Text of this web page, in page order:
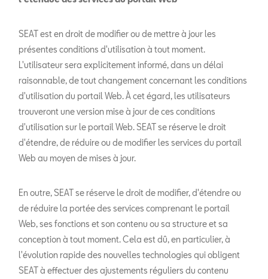
SEAT est en droit de modifier ou de mettre à jour les
présentes conditions d'utilisation à tout moment.
L'utilisateur sera explicitement informé, dans un délai
raisonnable, de tout changement concernant les conditions
d'utilisation du portail Web. À cet égard, les utilisateurs
trouveront une version mise à jour de ces conditions
d'utilisation sur le portail Web. SEAT se réserve le droit
d'étendre, de réduire ou de modifier les services du portail
Web au moyen de mises à jour.
En outre, SEAT se réserve le droit de modifier, d'étendre ou
de réduire la portée des services comprenant le portail
Web, ses fonctions et son contenu ou sa structure et sa
conception à tout moment. Cela est dû, en particulier, à
l'évolution rapide des nouvelles technologies qui obligent
SEAT à effectuer des ajustements réguliers du contenu